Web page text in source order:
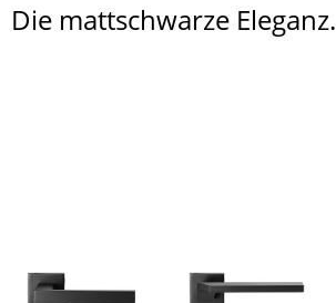
Die mattschwarze Eleganz.